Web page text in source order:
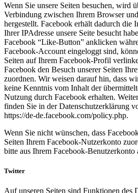
Wenn Sie unsere Seiten besuchen, wird
Verbindung zwischen Ihrem Browser
hergestellt. Facebook erhält dadurch die
Ihrer IPAdresse unsere Seite besucht
Facebook “Like-Button” anklicken
Facebook-Account eingeloggt sind,
Seiten auf Ihrem Facebook-Profil
Facebook den Besuch unserer Seiten
zuordnen. Wir weisen darauf hin, dass
keine Kenntnis vom Inhalt der
Nutzung durch Facebook erhalten.
finden Sie in der Datenschutzerklärung
https://de-de.facebook.com/policy.php.
Wenn Sie nicht wünschen, dass
Seiten Ihrem Facebook-Nutzerkonto
bitte aus Ihrem Facebook-Benutzerkonto
Twitter
Auf unseren Seiten sind Funktionen des